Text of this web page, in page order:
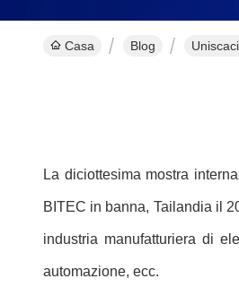
Casa Blog
La diciottesima mostra
BITEC in banna, Tailandia il
industria manufatturiera di
automazione, ecc.